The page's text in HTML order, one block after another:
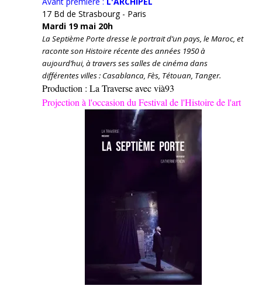
17 Bd de Strasbourg - Paris
Mardi 19 mai 20h
La Septième Porte dresse le portrait d’un pays, le Maroc, et
raconte son Histoire récente des années 1950 à
aujourd’hui, à travers ses salles de cinéma dans
différentes villes : Casablanca, Fès, Tétouan, Tanger.
Production : La Traverse avec vià93
Projection à l'occasion du Festival de l'Histoire de l'art